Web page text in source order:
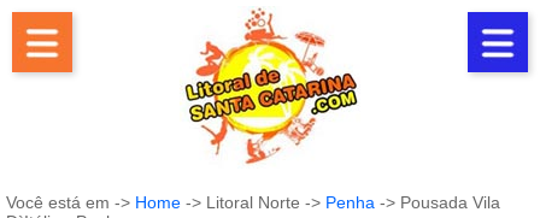
Você está em -> Home -> Litoral Norte -> Penha -> Pousada Vila